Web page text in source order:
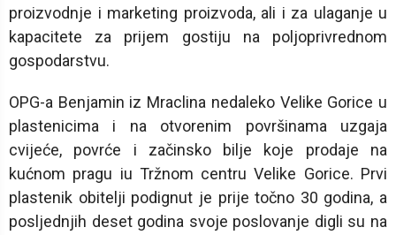
proizvodnje i marketing proizvoda, ali i za ulaganje u
kapacitete za prijem gostiju na poljoprivrednom
gospodarstvu.
OPG-a Benjamin iz Mraclina nedaleko Velike Gorice u
plastenicima i na otvorenim površinama uzgaja
cvijeće, povrće i začinsko bilje koje prodaje na
kućnom pragu iu Tržnom centru Velike Gorice. Prvi
plastenik obitelji podignut je prije točno 30 godina, a
posljednjih deset godina svoje poslovanje digli su na